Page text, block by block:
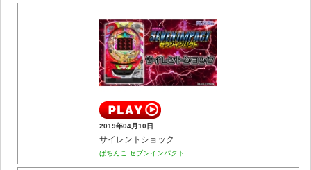
2019年04月10日
サイレントショック
ぱちんこ セブンインパクト